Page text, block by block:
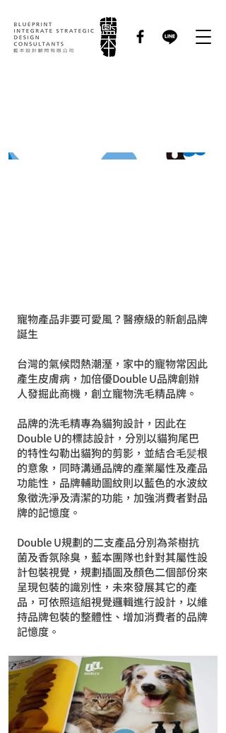
寵物產品非要可愛風？醫療級的新創品牌
誕生
台灣的氣候悶熱潮溼，家中的寵物常因此
產生皮膚病，加倍優Double U品牌創辦
人發掘此商機，創立寵物洗毛精品牌。
品牌的洗毛精專為貓狗設計，因此在
Double U的標誌設計，分別以貓狗尾巴
的特性勾勒出貓狗的剪影，並結合毛髪根
的意象，同時溝通品牌的產業屬性及產品
功能性，品牌輔助圖紋則以藍色的水波紋
象徵洗淨及清潔的功能，加強消費者對品
牌的記憶度。
Double U規劃的二支產品分別為茶樹抗
菌及香氛除臭，藍本團隊也針對其屬性設
計包裝視覺，規劃插圖及顏色二個部份來
呈現包裝的識別性，未來發展其它的產
品，可依照這組視覺邏輯進行設計，以維
持品牌包裝的整體性、增加消費者的品牌
記憶度。